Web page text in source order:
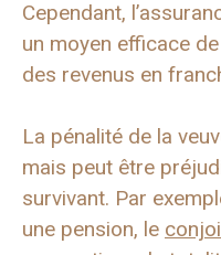
Cependant,
un moyen efficace
des revenus en
La pénalité de la
mais peut être
survivant. Par
une pension, le